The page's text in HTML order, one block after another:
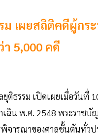
ม เผยสถิติคดีผู้ก
5,000 คดี
ติธรรม เปิดเผยเมื่อวันที่
เฉิน พ.ศ. 2548 พระราช
พิจารณาของศาลชั้นต้นทั่ว